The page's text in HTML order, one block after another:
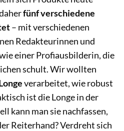
fünf verschiedene
– mit verschiedenen
Redakteurinnen und
einer Profiausbilderin, die
schult. Wir wollten
verarbeitet, wie robust
ist die Longe in der
kann man sie nachfassen,
Reiterhand? Verdreht sich